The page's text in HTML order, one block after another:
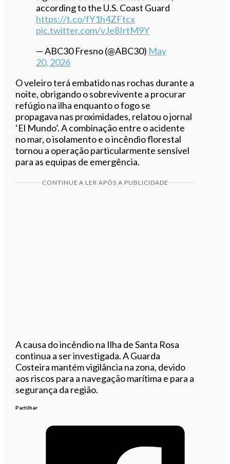
according to the U.S. Coast Guard
https://t.co/fY1h4ZFtcx
pic.twitter.com/vJe8IrtM9Y
— ABC30 Fresno (@ABC30) May
20, 2026
O veleiro terá embatido nas rochas durante a
noite, obrigando o sobrevivente a procurar
refúgio na ilha enquanto o fogo se
propagava nas proximidades, relatou o jornal
‘El Mundo’. A combinação entre o acidente
no mar, o isolamento e o incêndio florestal
tornou a operação particularmente sensível
para as equipas de emergência.
CONTINUE A LER APÓS A PUBLICIDADE
A causa do incêndio na Ilha de Santa Rosa
continua a ser investigada. A Guarda
Costeira mantém vigilância na zona, devido
aos riscos para a navegação marítima e para a
segurança da região.
Partilhar